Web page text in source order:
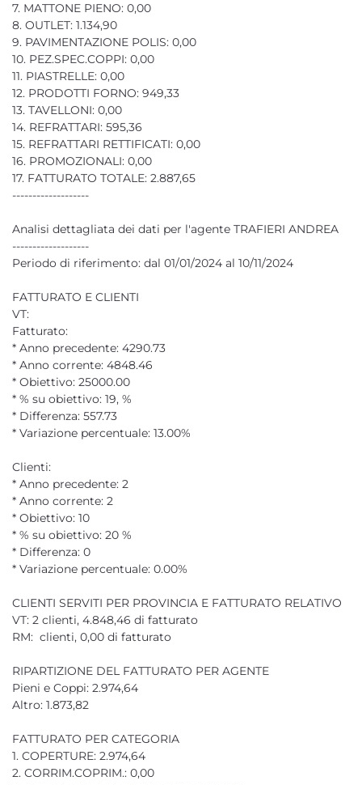
7. MATTONE PIENO: 0,00
8. OUTLET: 1.134,90
9. PAVIMENTAZIONE POLIS: 0,00
10. PEZ.SPEC.COPPI: 0,00
11. PIASTRELLE: 0,00
12. PRODOTTI FORNO: 949,33
13. TAVELLONI: 0,00
14. REFRATTARI: 595,36
15. REFRATTARI RETTIFICATI: 0,00
16. PROMOZIONALI: 0,00
17. FATTURATO TOTALE: 2.887,65
-------------------
Analisi dettagliata dei dati per l'agente TRAFIERI ANDREA
-------------------
Periodo di riferimento: dal 01/01/2024 al 10/11/2024
FATTURATO E CLIENTI
VT:
Fatturato:
* Anno precedente: 4290.73
* Anno corrente: 4848.46
* Obiettivo: 25000.00
* % su obiettivo: 19, %
* Differenza: 557.73
* Variazione percentuale: 13.00%
Clienti:
* Anno precedente: 2
* Anno corrente: 2
* Obiettivo: 10
* % su obiettivo: 20 %
* Differenza: 0
* Variazione percentuale: 0.00%
CLIENTI SERVITI PER PROVINCIA E FATTURATO RELATIVO
VT: 2 clienti, 4.848,46 di fatturato
RM: clienti, 0,00 di fatturato
RIPARTIZIONE DEL FATTURATO PER AGENTE
Pieni e Coppi: 2.974,64
Altro: 1.873,82
FATTURATO PER CATEGORIA
1. COPERTURE: 2.974,64
2. CORRIM.COPRIM.: 0,00